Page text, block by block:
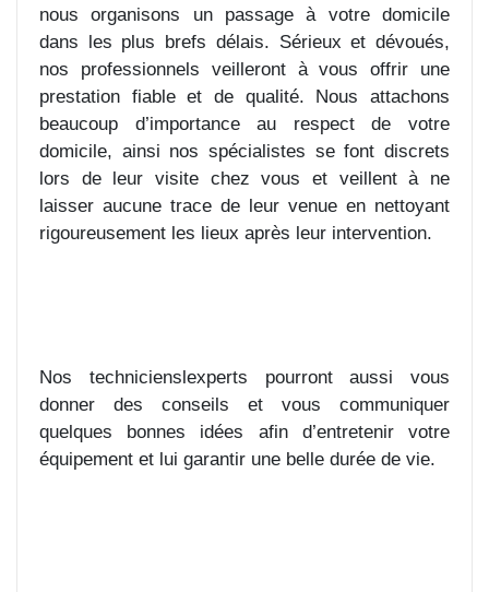
nous organisons un passage à votre domicile
dans les plus brefs délais. Sérieux et dévoués,
nos professionnels veilleront à vous offrir une
prestation fiable et de qualité. Nous attachons
beaucoup d’importance au respect de votre
domicile, ainsi nos spécialistes se font discrets
lors de leur visite chez vous et veillent à ne
laisser aucune trace de leur venue en nettoyant
rigoureusement les lieux après leur intervention.
Nos technicienslexperts pourront aussi vous
donner des conseils et vous communiquer
quelques bonnes idées afin d’entretenir votre
équipement et lui garantir une belle durée de vie.